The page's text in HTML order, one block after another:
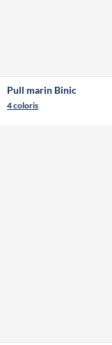
Pull marin Binic
4 coloris